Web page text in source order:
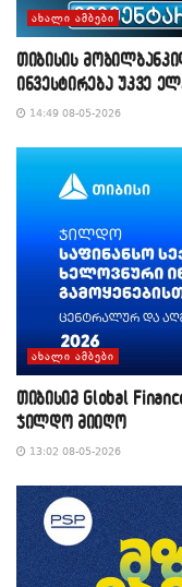
ᲐᲮᲐᲚᲘ ᲐᲛᲑᲔᲑᲘ
თიბისის
ინვესტირება უკვე
14:49 08-05-2026
ᲐᲮᲐᲚᲘ ᲐᲛᲑᲔᲑᲘ
თიბისიმ Global
ჯილდო მიიღო
13:02 08-05-2026